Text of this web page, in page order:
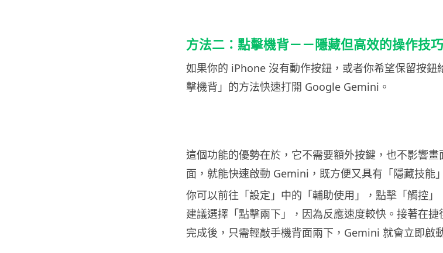
方法二：點擊機背－－隱藏但高效的操作技巧
如果你的 iPhone 沒有動作按鈕，或者你希望保留按鈕
擊機背」的方法快速打開 Google Gemini。
這個功能的優勢在於，它不需要額外按鍵，也不影響畫
面，就能快速啟動 Gemini，既方便又具有「隱藏技能
你可以前往「設定」中的「輔助使用」，點擊「觸控」
建議選擇「點擊兩下」，因為反應速度較快。接著在捷
完成後，只需輕敲手機背面兩下，Gemini 就會立即啟